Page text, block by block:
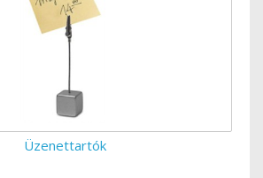
Üzenettartók